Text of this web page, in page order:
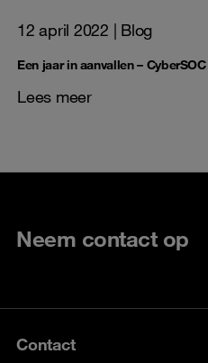
12 april 2022 | Blog
Een jaar in aanvallen –
Lees meer
Neem contact op
Contact